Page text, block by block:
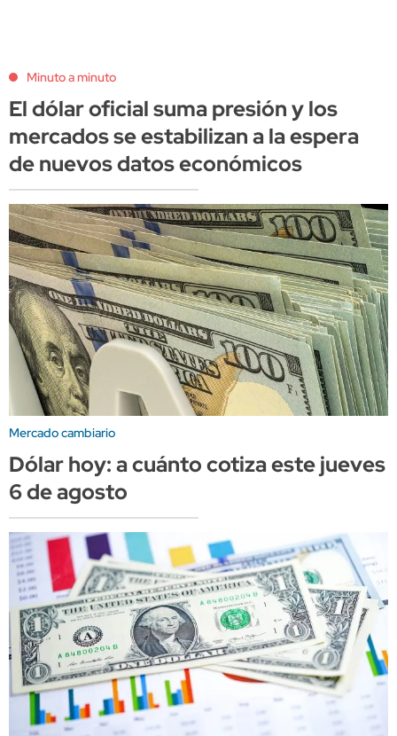
Minuto a minuto
El dólar oficial suma presión y los
mercados se estabilizan a la espera
de nuevos datos económicos
Mercado cambiario
Dólar hoy: a cuánto cotiza este jueves
6 de agosto